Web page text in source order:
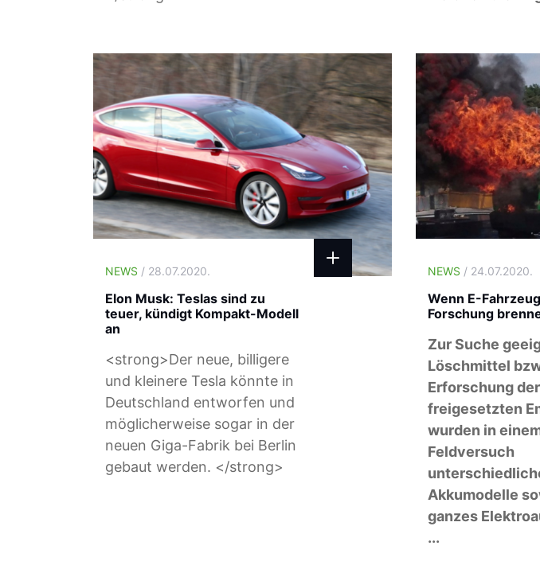
NEWS / 28.07.2020.
Elon Musk: Teslas sind zu
teuer, kündigt Kompakt-Modell
an
<strong>Der neue, billigere
und kleinere Tesla könnte in
Deutschland entworfen und
möglicherweise sogar in der
neuen Giga-Fabrik bei Berlin
gebaut werden. </strong>
NEWS / 24.07.2020.
Wenn E-
Forschung
Zur Suche
Löschmittel
Erforschung der
freigesetzten
wurden in
Feldversuch
Akkumodelle
ganzes
...